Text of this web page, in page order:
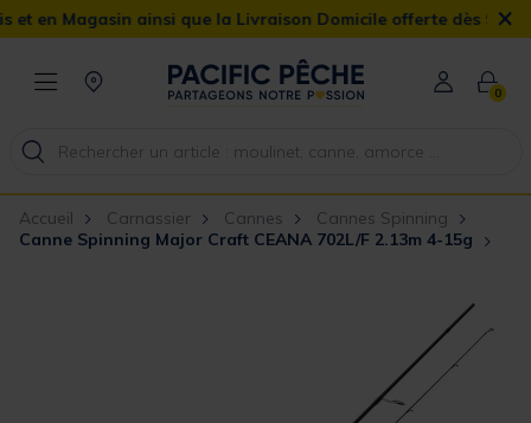
Magasin ainsi que la Livraison Domicile offerte dès 90€ ×
0
Accueil Carnassier Cannes
Cannes Spinning
Canne Spinning Major Craft CEANA 702L/F 2.13m 4-15g